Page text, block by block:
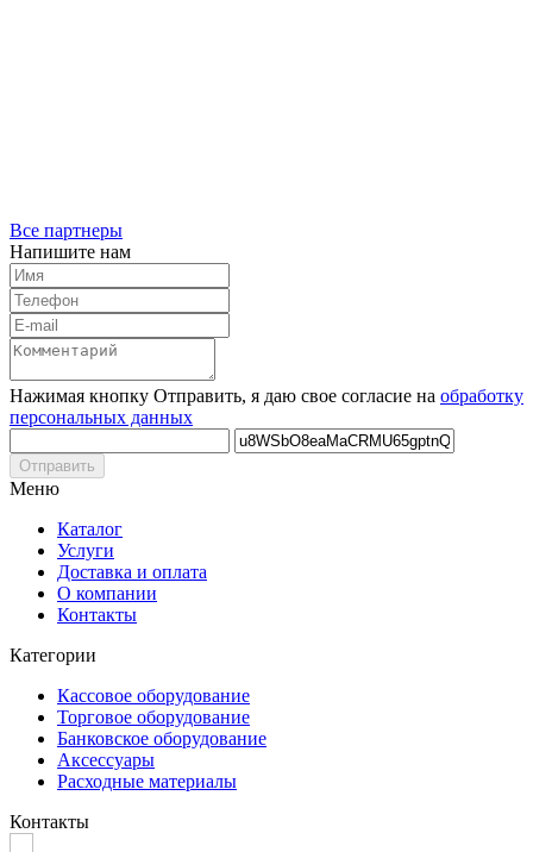
Все партнеры
Напишите нам
Нажимая кнопку Отправить, я даю свое согласие на обработку
персональных данных
Отправить
Меню
Каталог
Услуги
Доставка и оплата
О компании
Контакты
Категории
Кассовое оборудование
Торговое оборудование
Банковское оборудование
Аксессуары
Расходные материалы
Контакты